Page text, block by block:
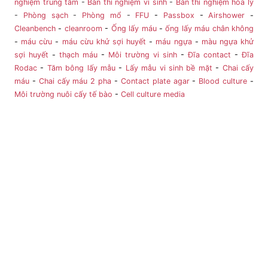
nghiệm trung tâm - Bàn thí nghiệm vi sinh- Bàn thí nghiệm hóa lý
- Phòng sạch- Phòng mổ - FFU - Passbox -Airshower -
Cleanbench - cleanroom - Ống lấy máu-ống lấy máu chân không
- máu cừu - máu cừu khử sợi huyết - máu ngựa- màu ngựa khử
sợi huyết - thạch máu - Môi trường vi sinh -Đĩa contact -Đĩa
Rodac - Tăm bông lấy mẫu - Lấy mẫu vi sinh bề mặt - Chai cấy
máu - Chai cấy máu 2 pha - Contact plate agar- Blood culture -
Môi trường nuôi cấy tế bào - Cell culture media